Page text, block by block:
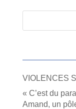
VIOLENCES
« C’est du
Amand, un